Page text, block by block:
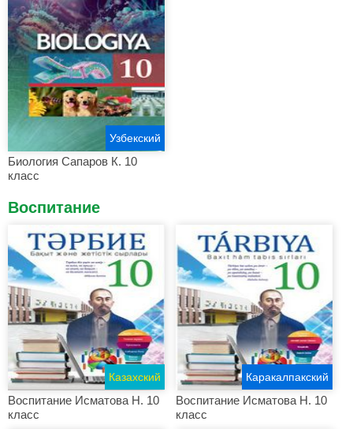
Биология Сапаров К. 10
класс
Узбекский
Воспитание
Воспитание Исматова Н. 10
класс
Казахский
Воспитание Исматова Н. 10
класс
Каракалпакский